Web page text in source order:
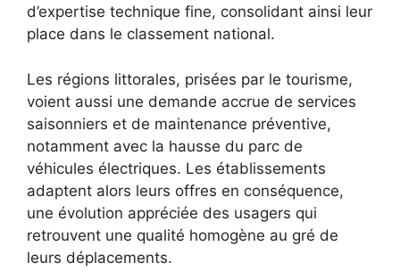
d’expertise technique fine, consolidant ainsi leur
place dans le classement national.
Les régions littorales, prisées par le tourisme,
voient aussi une demande accrue de services
saisonniers et de maintenance préventive,
notamment avec la hausse du parc de
véhicules électriques. Les établissements
adaptent alors leurs offres en conséquence,
une évolution appréciée des usagers qui
retrouvent une qualité homogène au gré de
leurs déplacements.